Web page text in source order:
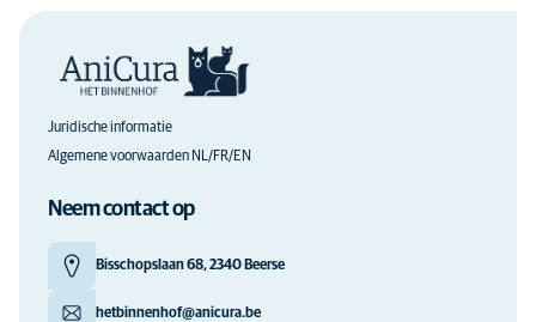
Juridische informatie
Algemene voorwaarden NL/FR/EN
Neem contact op
Bisschopslaan 68, 2340 Beerse
hetbinnenhof@anicura.be